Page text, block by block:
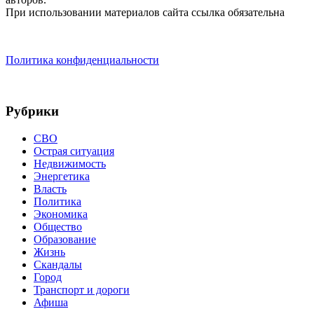
При использовании материалов сайта ссылка обязательна
Политика конфиденциальности
Рубрики
СВО
Острая ситуация
Недвижимость
Энергетика
Власть
Политика
Экономика
Общество
Образование
Жизнь
Скандалы
Город
Транспорт и дороги
Афиша